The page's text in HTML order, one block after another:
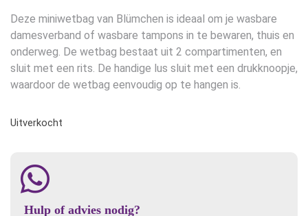
Deze miniwetbag van Blümchen is ideaal om je wasbare
damesverband of wasbare tampons in te bewaren, thuis en
onderweg. De wetbag bestaat uit 2 compartimenten, en
sluit met een rits. De handige lus sluit met een drukknoopje,
waardoor de wetbag eenvoudig op te hangen is.
Uitverkocht
Hulp of advies nodig?